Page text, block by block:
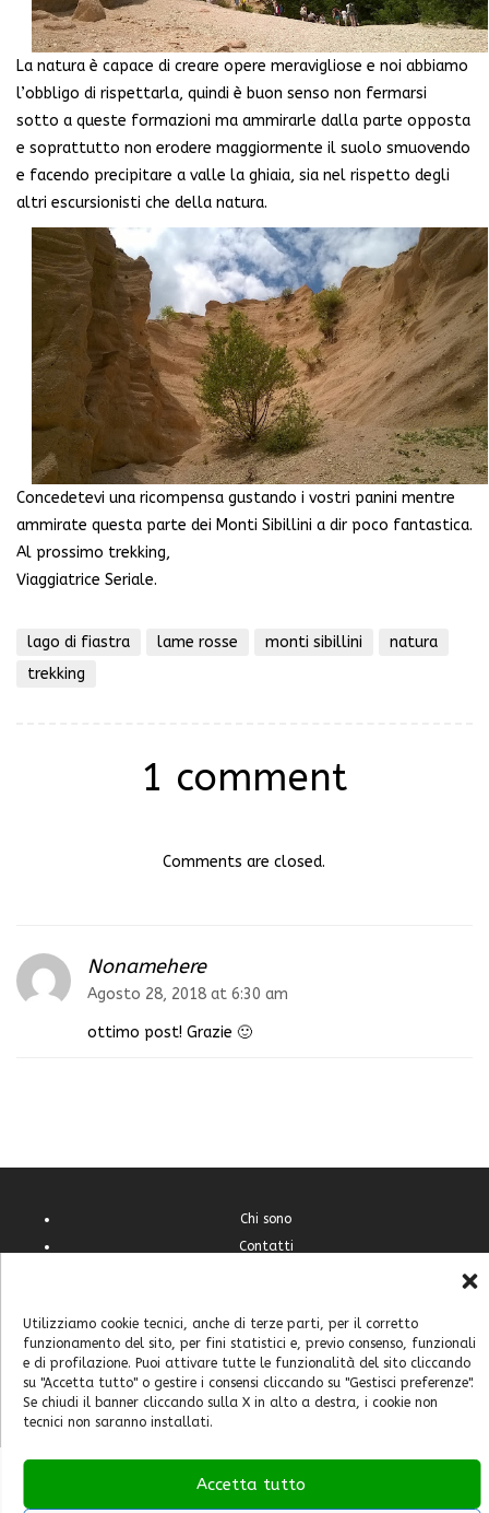
Utilizziamo cookie tecnici, anche di terze parti, per il corretto
funzionamento del sito, per fini statistici e, previo consenso, funzionali
e di profilazione. Puoi attivare tutte le funzionalità del sito cliccando
su "Accetta tutto" o gestire i consensi cliccando su "Gestisci preferenze".
Se chiudi il banner cliccando sulla X in alto a destra, i cookie non
tecnici non saranno installati.
Accetta tutto
La natura è capace di creare opere meravigliose e noi abbiamo
l’obbligo di rispettarla, quindi è buon senso non fermarsi
sotto a queste formazioni ma ammirarle dalla parte opposta
e soprattutto non erodere maggiormente il suolo smuovendo
e facendo precipitare a valle la ghiaia, sia nel rispetto degli
altri escursionisti che della natura.
Concedetevi una ricompensa gustando i vostri panini mentre
ammirate questa parte dei Monti Sibillini a dir poco fantastica.
Al prossimo trekking,
Viaggiatrice Seriale.
lago di fiastra lame rosse monti sibillini
natura
trekking
1 comment
Comments are closed.
Nonamehere
Agosto 28, 2018 at 6:30 am
ottimo post! Grazie 🙂
Chi sono
Contatti
Home
Italia
Mondo